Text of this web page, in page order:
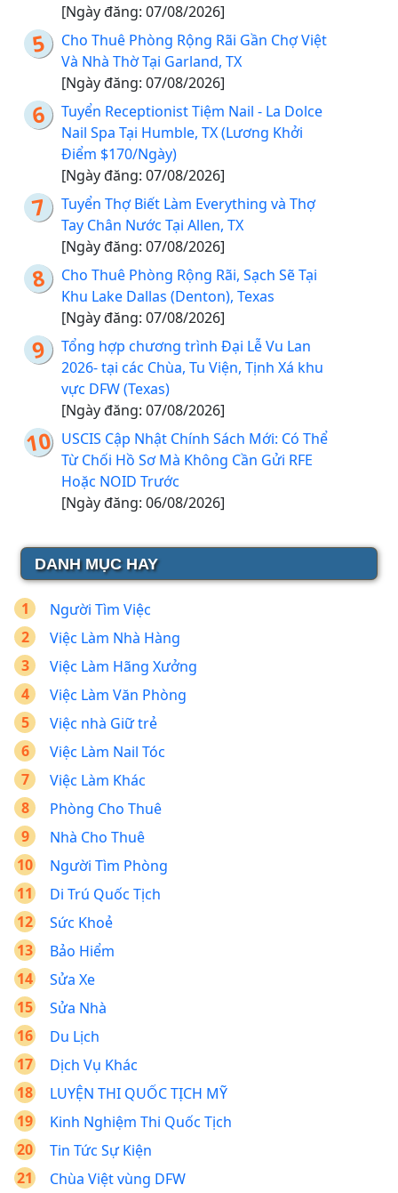
[Ngày đăng: 07/08/2026]
Cho Thuê Phòng Rộng Rãi Gần Chợ Việt
Và Nhà Thờ Tại Garland, TX
[Ngày đăng: 07/08/2026]
Tuyển Receptionist Tiệm Nail - La Dolce
Nail Spa Tại Humble, TX (Lương Khởi
Điểm $170/Ngày)
[Ngày đăng: 07/08/2026]
Tuyển Thợ Biết Làm Everything và Thợ
Tay Chân Nước Tại Allen, TX
[Ngày đăng: 07/08/2026]
Cho Thuê Phòng Rộng Rãi, Sạch Sẽ Tại
Khu Lake Dallas (Denton), Texas
[Ngày đăng: 07/08/2026]
Tổng hợp chương trình Đại Lễ Vu Lan
2026- tại các Chùa, Tu Viện, Tịnh Xá khu
vực DFW (Texas)
[Ngày đăng: 07/08/2026]
USCIS Cập Nhật Chính Sách Mới: Có Thể
Từ Chối Hồ Sơ Mà Không Cần Gửi RFE
Hoặc NOID Trước
[Ngày đăng: 06/08/2026]
DANH MỤC HAY
Người Tìm Việc
Việc Làm Nhà Hàng
Việc Làm Hãng Xưởng
Việc Làm Văn Phòng
Việc nhà Giữ trẻ
Việc Làm Nail Tóc
Việc Làm Khác
Phòng Cho Thuê
Nhà Cho Thuê
Người Tìm Phòng
Di Trú Quốc Tịch
Sức Khoẻ
Bảo Hiểm
Sửa Xe
Sửa Nhà
Du Lịch
Dịch Vụ Khác
LUYỆN THI QUỐC TỊCH MỸ
Kinh Nghiệm Thi Quốc Tịch
Tin Tức Sự Kiện
Chùa Việt vùng DFW